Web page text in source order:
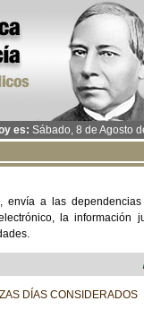
es: Sábado, 8 de Agosto
envía a las
la información
DÍAS CONSIDERADOS